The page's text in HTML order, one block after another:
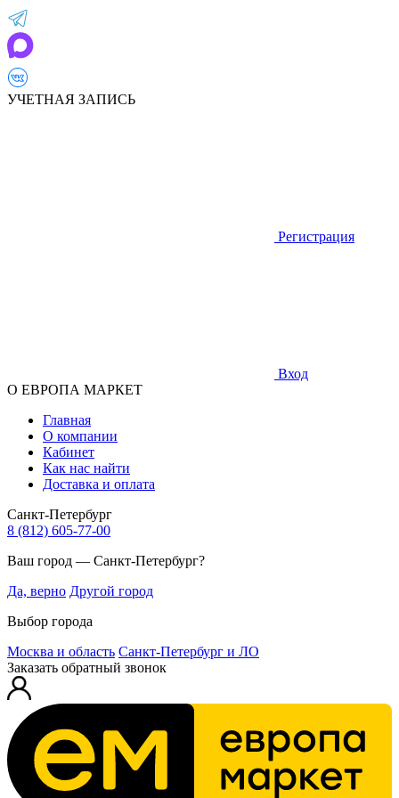
УЧЕТНАЯ ЗАПИСЬ
Регистрация
Вход
О ЕВРОПА МАРКЕТ
Главная
О компании
Кабинет
Как нас найти
Доставка и оплата
Санкт-Петербург
8 (812) 605-77-00
Ваш город — Санкт-Петербург?
Да, верно Другой город
Выбор города
Москва и область Санкт-Петербург и ЛО
Заказать обратный звонок